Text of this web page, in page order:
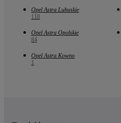
Opel Astra Lubuskie
118
Opel Astra Opolskie
84
Opel Astra Kowno
1